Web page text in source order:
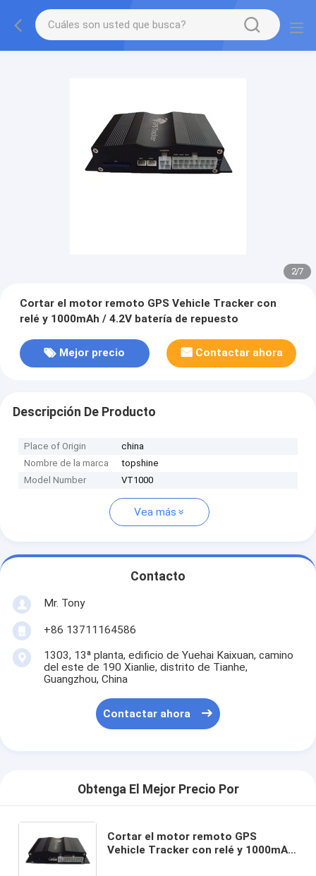
2/7
Cortar el motor remoto GPS Vehicle Tracker con
relé y 1000mAh / 4.2V batería de repuesto
Mejor precio Contactar ahora
Descripción De Producto
Place of Origin
china
Nombre de la marca
topshine
Model Number
VT1000
Vea más
Contacto
Mr. Tony
+86 13711164586
1303, 13ª planta, edificio de Yuehai Kaixuan, camino
del este de 190 Xianlie, distrito de Tianhe,
Guangzhou, China
Contactar ahora
Obtenga El Mejor Precio Por
Cortar el motor remoto GPS
Vehicle Tracker con relé y 1000mAh